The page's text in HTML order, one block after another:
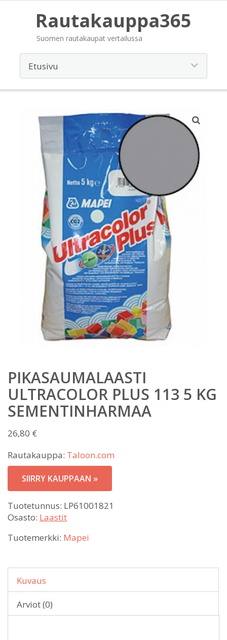
Rautakauppa365
Suomen rautakaupat vertailussa
PIKASAUMALAASTI
ULTRACOLOR PLUS 113 5 KG
SEMENTINHARMAA
26,80 €
Rautakauppa: Taloon.com
SIIRRY KAUPPAAN »
Tuotetunnus: LP61001821
Osasto: Laastit
Tuotemerkki: Mapei
Kuvaus
Arviot (0)